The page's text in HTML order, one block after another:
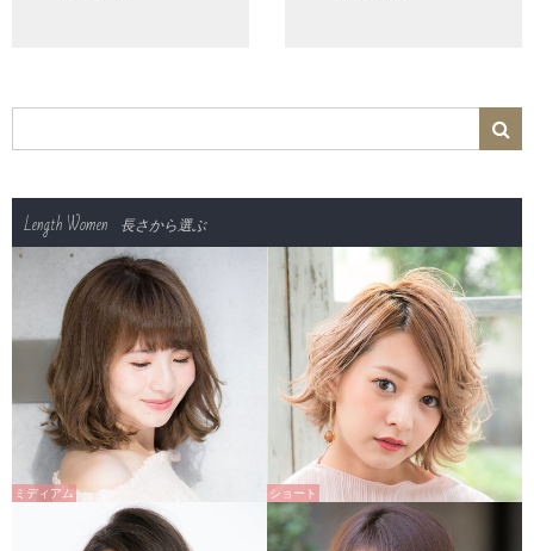
Length Women 長さから選ぶ
ミディアム ショート